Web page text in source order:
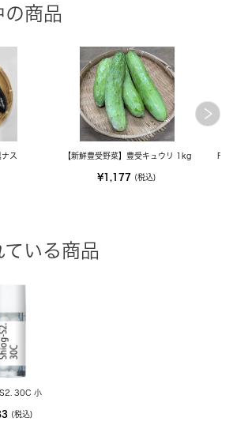
の商品
ナス 【新鮮豊受野菜】豊受キュウリ 1kg
¥1,177 (税込)
いる商品
30C 小
(税込)